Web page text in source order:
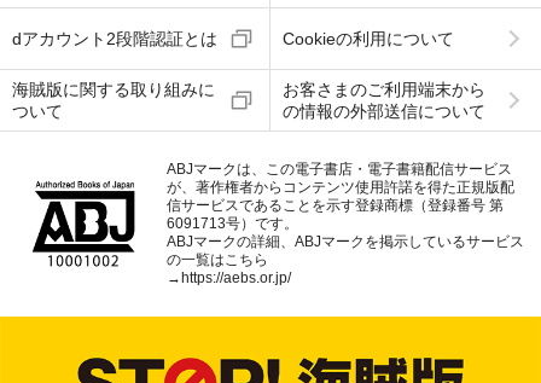
dアカウント2段階認証とは Cookieの利用について
海賊版に関する取り組みに
ついて
お客さまのご利用端末から
の情報の外部送信について
ABJマークは、この電子書店・電子書籍配信サービス
が、著作権者からコンテンツ使用許諾を得た正規版配
信サービスであることを示す登録商標（登録番号 第
6091713号）です。
ABJマークの詳細、ABJマークを掲示しているサービス
の一覧はこちら
→https://aebs.or.jp/